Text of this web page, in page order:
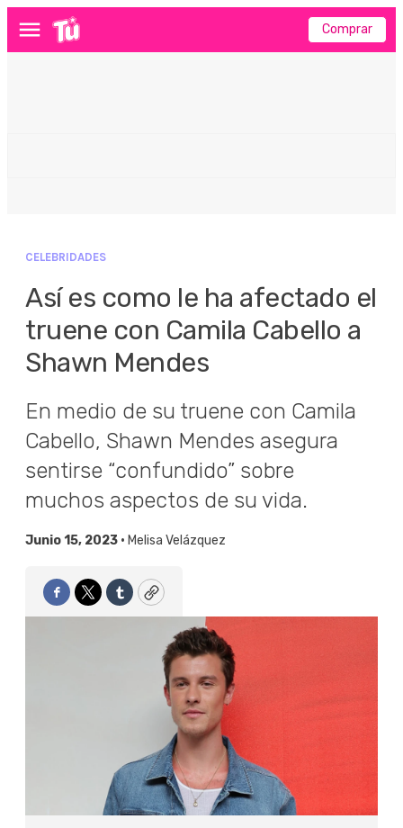
Menú Comprar
CELEBRIDADES
Así es como le ha afectado el
truene con Camila Cabello a
Shawn Mendes
En medio de su truene con Camila
Cabello, Shawn Mendes asegura
sentirse “confundido” sobre
muchos aspectos de su vida.
Junio 15, 2023 • Melisa Velázquez
Facebook
TwitterTumblrCopy